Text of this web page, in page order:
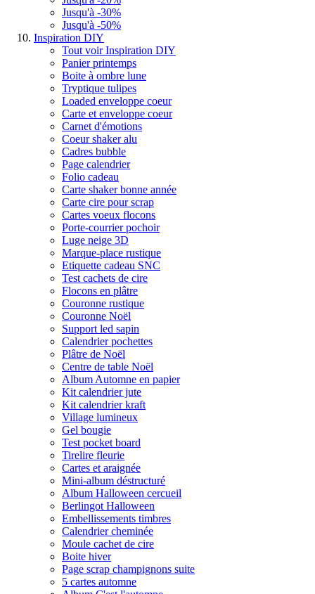
Jusqu'à -30%
Jusqu'à -50%
Inspiration DIY
Tout voir Inspiration DIY
Panier printemps
Boite à ombre lune
Tryptique tulipes
Loaded enveloppe coeur
Carte et enveloppe coeur
Carnet d'émotions
Coeur shaker alu
Cadres bubble
Page calendrier
Folio cadeau
Carte shaker bonne année
Carte cire pour scrap
Cartes voeux flocons
Porte-courrier pochoir
Luge neige 3D
Marque-place rustique
Etiquette cadeau SNC
Test cachets de cire
Flocons en plâtre
Couronne rustique
Couronne Noël
Support led sapin
Calendrier pochettes
Plâtre de Noël
Centre de table Noël
Album Automne en papier
Kit calendrier jute
Kit calendrier kraft
Village lumineux
Gel bougie
Test pocket board
Tirelire fleurie
Cartes et araignée
Mini-album déstructuré
Album Halloween cercueil
Berlingot Halloween
Embellissements timbres
Calendrier cheminée
Moule cachet de cire
Boite hiver
Page scrap champignons suite
5 cartes automne